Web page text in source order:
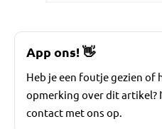
App ons!👋
Heb je een foutje gezien of
opmerking over dit artikel?
contact met ons op.